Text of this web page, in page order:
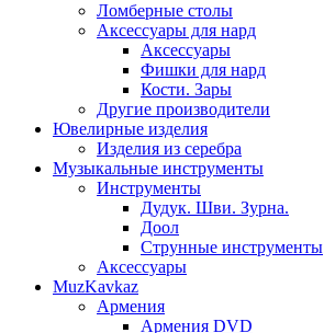
Ломберные столы
Аксессуары для нард
Аксессуары
Фишки для нард
Кости. Зары
Другие производители
Ювелирные изделия
Изделия из серебра
Музыкальные инструменты
Инструменты
Дудук. Шви. Зурна.
Доол
Струнные инструменты
Аксессуары
MuzKavkaz
Армения
Армения DVD